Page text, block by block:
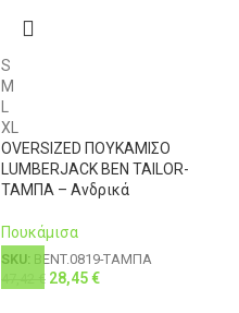
S
M
XL
OVERSIZED ΠΟΥΚΑΜΙΣΟ
LUMBERJACK BEN TAILOR-
ΤΑΜΠΑ – Ανδρικά
Πουκάμισα
SKU: BENT.0819-ΤΑΜΠΑ
€ 28,45€